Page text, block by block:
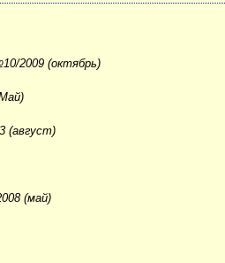
2009 (октябрь)
(август)
(май)